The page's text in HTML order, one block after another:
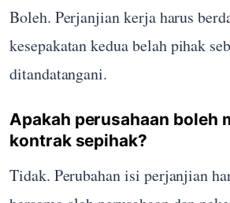
Boleh. Perjanjian kerja harus
kesepakatan kedua belah pihak
ditandatangani.
Apakah perusahaan boleh
kontrak sepihak?
Tidak. Perubahan isi perjanjian